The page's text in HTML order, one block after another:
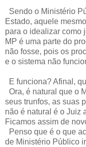
Sendo o Ministério
Estado, aquele
para o idealizar como
MP é uma parte do
não fosse, pois os
e o sistema não
E funciona? Afinal,
Ora, é natural que o
seus trunfos, as suas
não é natural é o Juiz
Ficamos assim de
Penso que é o que
de Ministério Público